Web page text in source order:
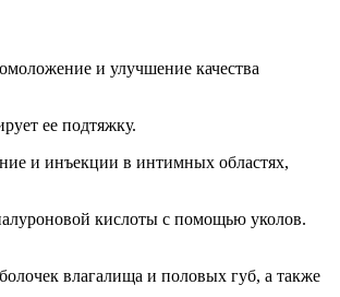
и улучшение качества
ее подтяжку.
и инъекции в интимных областях,
кислоты с помощью уколов.
влагалища и половых губ, а также